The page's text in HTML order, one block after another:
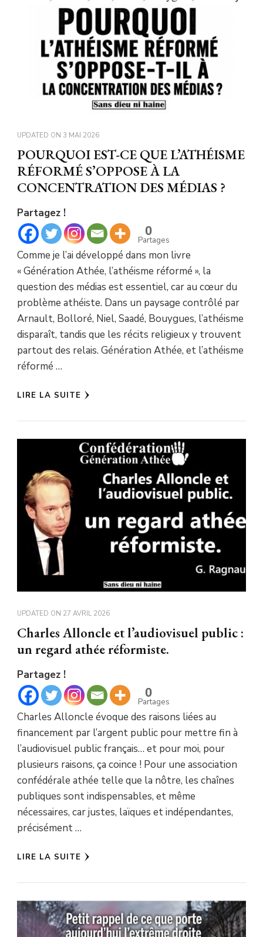
UPDATED ON 3 MAI 2026
POURQUOI EST-CE QUE L’ATHÉISME
RÉFORMÉ S’OPPOSE À LA
CONCENTRATION DES MÉDIAS ?
Partagez !
0
Partages
Comme je l’ai développé dans mon livre
« Génération Athée, l’athéisme réformé », la
question des médias est essentiel, car au cœur du
problème athéiste. Dans un paysage contrôlé par
Arnault, Bolloré, Niel, Saadé, Bouygues, l’athéisme
disparaît, tandis que les récits religieux y trouvent
partout des relais. Génération Athée, et l’athéisme
réformé …
LIRE LA SUITE
UPDATED ON 27 AVRIL 2026
Charles Alloncle et l’audiovisuel public :
un regard athée réformiste.
Partagez !
0
Partages
Charles Alloncle évoque des raisons liées au
financement par l’argent public pour mettre fin à
l’audiovisuel public français… et pour moi, pour
plusieurs raisons, ça coince ! Pour une association
confédérale athée telle que la nôtre, les chaînes
publiques sont indispensables, et même
nécessaires, car justes, laïques et indépendantes,
précisément …
LIRE LA SUITE